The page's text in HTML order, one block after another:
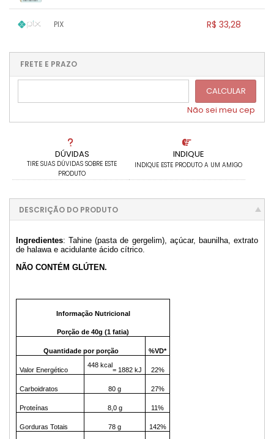
DÚVIDAS
TIRE SUAS DÚVIDAS SOBRE ESTE
PRODUTO
INDIQUE
INDIQUE ESTE PRODUTO A UM AMIGO
PIX R$ 33,28
...
....
FRETE E PRAZO
CALCULAR
Não sei meu cep
DESCRIÇÃO DO PRODUTO
Ingredientes: Tahine (pasta de gergelim), açúcar, baunilha, extrato
de halawa e acidulante ácido cítrico.
NÃO CONTÉM GLÚTEN.
Informação Nutricional
Porção de 40g (1 fatia)
Quantidade por porção %VD*
Valor Energético
448 kcal
= 1882 kJ 22%
Carboidratos 80 g 27%
Proteínas 8,0 g 11%
Gorduras Totais 78 g 142%